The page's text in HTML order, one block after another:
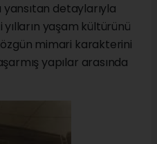
yansıtan detaylarıyla
yaşam kültürünü
mimari karakterini
yapılar arasında